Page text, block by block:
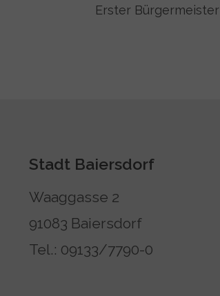
Erster Bürgermeister
Stadt Baiersdorf
Waaggasse 2
91083 Baiersdorf
Tel.: 09133/7790-0